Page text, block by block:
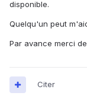
disponible.
Quelqu'un peut
Par avance merci
Citer